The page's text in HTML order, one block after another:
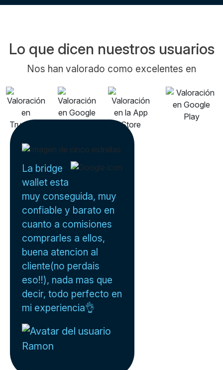
Lo que dicen nuestros usuarios
Nos han valorado como excelentes en
La bridge
wallet esta
muy conseguida, muy
confiable y barato en
cuanto a comisiones
comprarles a ellos,
buena atencion al
cliente(no perdais
eso!!), nada mas que
decir, todo perfecto en
mi experiencia👌
Ramon